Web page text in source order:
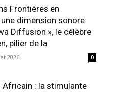
Frontières en
dimension sonore
Diffusion », le célèbre
pilier de la
2026 0
Africain : la stimulante